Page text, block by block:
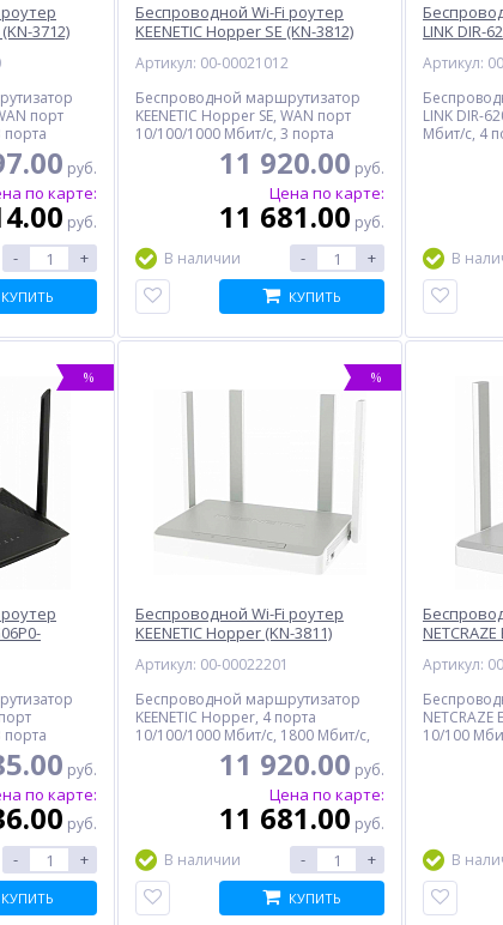
% %
Картридж CACTUS CS-
549.00
%
Стайлер DYSON HS08,
синий
53 891.00
3712)
порт
Мбит/с,
руб.
по карте:
руб.
- +
КУПИТЬ
Беспроводной Wi-Fi роутер
KEENETIC Hopper SE (KN-3812)
Артикул: 00-00021012
Беспроводной маршрутизатор
KEENETIC Hopper SE, WAN порт
10/100/1000 Мбит/с, 3 порта
10/100/1000 Мбит/с, 2976 Мбит/с,
11 920.00 руб.
Цена по карте:
11 681.00 руб.
В наличии
- +
КУПИТЬ
LINK DIR-
Артикул:
LINK DIR-
Мбит/с, 4
Мбит/с,
В
%
Мбит/с,
руб.
по карте:
руб.
- +
КУПИТЬ
%
Беспроводной Wi-Fi роутер
KEENETIC Hopper (KN-3811)
Артикул: 00-00022201
Беспроводной маршрутизатор
KEENETIC Hopper, 4 порта
10/100/1000 Мбит/с, 1800 Мбит/с,
MIMO, 1 порт USB 3.011 920.00 руб.
Цена по карте:
11 681.00 руб.
В наличии
- +
КУПИТЬ
Артикул:
10/100
Мбит/с,
В